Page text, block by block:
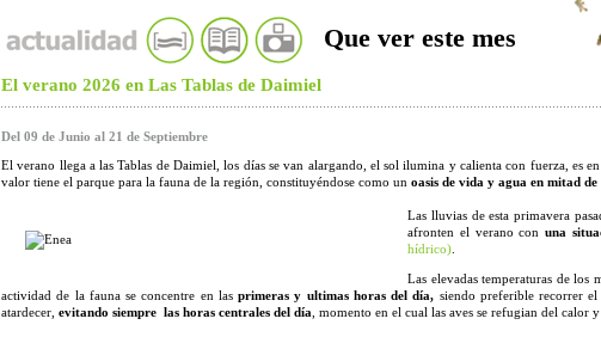
Que ver este mes
El verano 2026 en Las Tablas de Daimiel
Del 09 de Junio al 21 de Septiembre
El verano llega a las Tablas de Daimiel, los días se van alargando, el sol ilumina y calienta con fuerza, es
valor tiene el parque para la fauna de la región, constituyéndose como un oasis de vida y agua en mitad
Las lluvias de esta primavera
afronten el verano conuna
hídrico)
Las elevadas temperaturas de los
actividad de la fauna se concentre en las primeras y ultimas horas del día, siendo preferible recorrer
atardecer, evitando siempre las horas centrales del día , momento en el cual las aves se refugian del calor y